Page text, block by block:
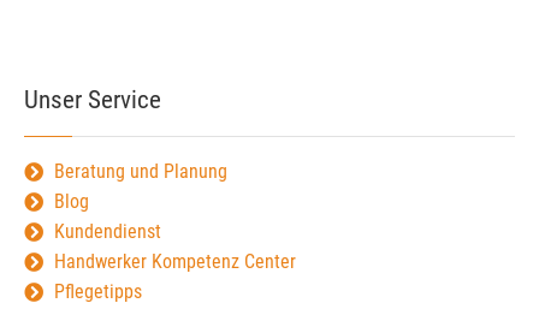
Unser Service
Beratung und Planung
Blog
Kundendienst
Handwerker Kompetenz Center
Pflegetipps